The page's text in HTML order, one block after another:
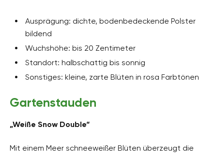
Ausprägung: dichte, bodenbedeckende Polster
bildend
Wuchshöhe: bis 20 Zentimeter
Standort: halbschattig bis sonnig
Sonstiges: kleine, zarte Blüten in rosa Farbtönen
Gartenstauden
„Weiße Snow Double“
Mit einem Meer schneeweißer Blüten überzeugt die